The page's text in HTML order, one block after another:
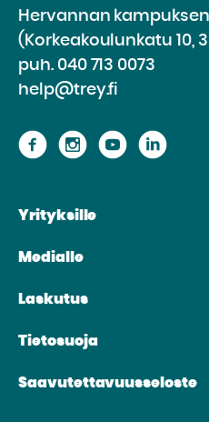
Hervannan
(Korkeakoulunkatu 10,
puh. 040 713 0073
help@trey.fi
SiirrySiirrySiirrySiirry
Yrityksille
Medialle
Laskutus
Tietosuoja
Saavutettavuusseloste